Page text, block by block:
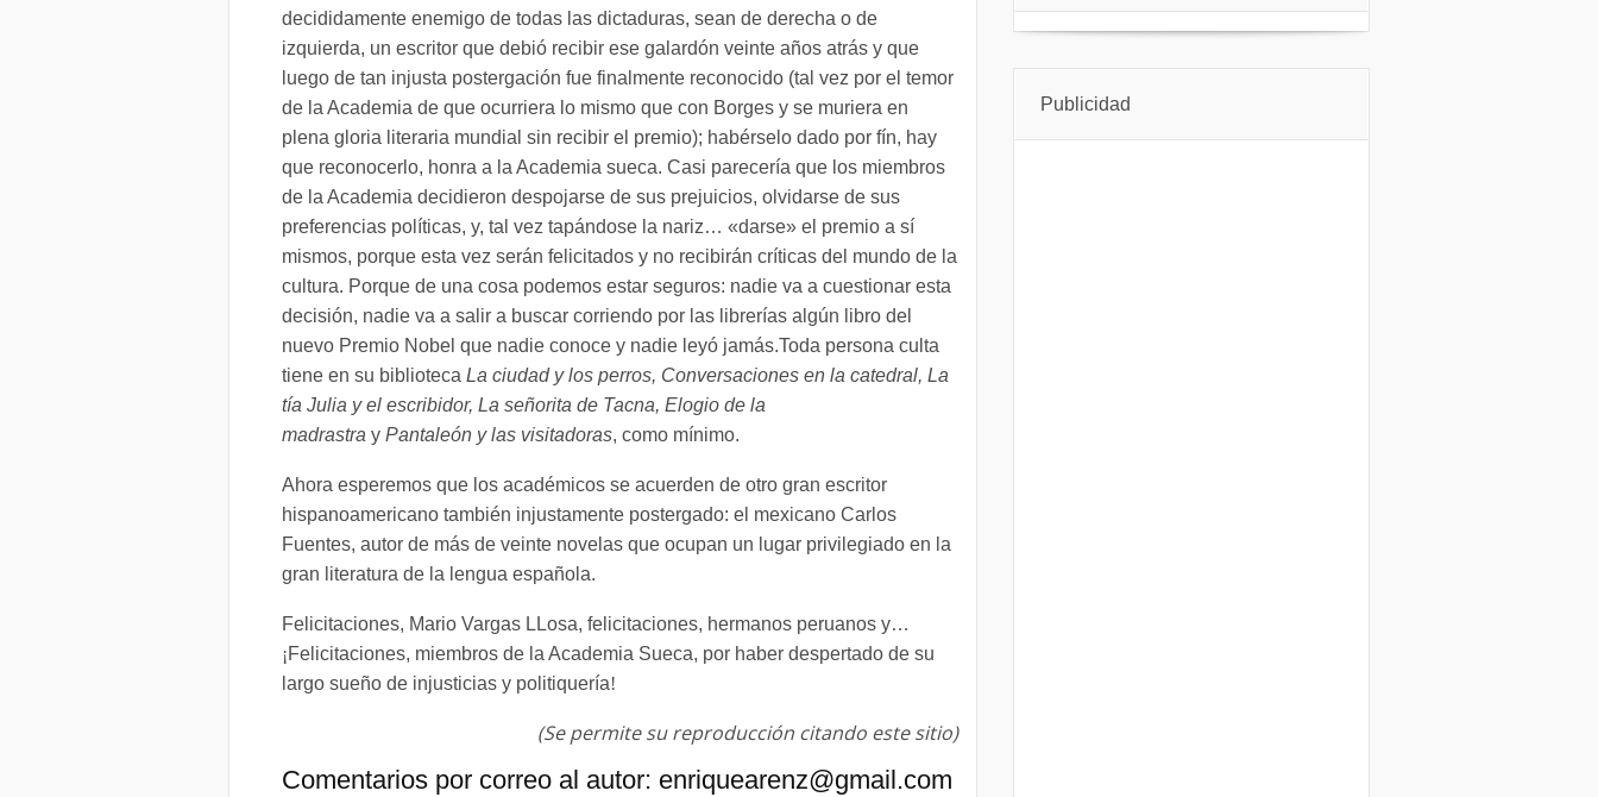
decididamente enemigo de todas las dictaduras, sean de derecha o de
izquierda, un escritor que debió recibir ese galardón veinte años atrás y que
luego de tan injusta postergación fue finalmente reconocido (tal vez por el temor
de la Academia de que ocurriera lo mismo que con Borges y se muriera en
plena gloria literaria mundial sin recibir el premio); habérselo dado por fín, hay
que reconocerlo, honra a la Academia sueca. Casi parecería que los miembros
de la Academia decidieron despojarse de sus prejuicios, olvidarse de sus
preferencias políticas, y, tal vez tapándose la nariz… «darse» el premio a sí
mismos, porque esta vez serán felicitados y no recibirán críticas del mundo de la
cultura. Porque de una cosa podemos estar seguros: nadie va a cuestionar esta
decisión, nadie va a salir a buscar corriendo por las librerías algún libro del
nuevo Premio Nobel que nadie conoce y nadie leyó jamás.Toda persona culta
tiene en su biblioteca La ciudad y los perros, Conversaciones en la catedral, La
tía Julia y el escribidor, La señorita de Tacna, Elogio de la
madrastra y Pantaleón y las visitadoras, como mínimo.
Ahora esperemos que los académicos se acuerden de otro gran escritor
hispanoamericano también injustamente postergado: el mexicano Carlos
Fuentes, autor de más de veinte novelas que ocupan un lugar privilegiado en la
gran literatura de la lengua española.
Felicitaciones, Mario Vargas LLosa, felicitaciones, hermanos peruanos y…
¡Felicitaciones, miembros de la Academia Sueca, por haber despertado de su
largo sueño de injusticias y politiquería!
(Se permite su reproducción citando este sitio)
Comentarios por correo al autor: enriquearenz@gmail.com
Publicidad